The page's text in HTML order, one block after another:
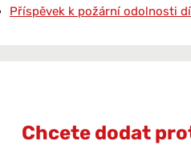
Příspěvek k požární odolnosti
Chcete dodat